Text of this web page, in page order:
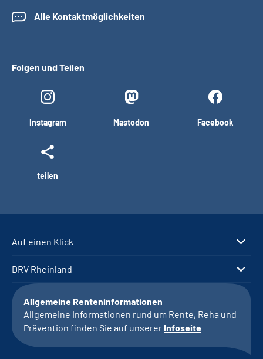
Alle Kontaktmöglichkeiten
Folgen und Teilen
Instagram Mastodon Facebook
teilen
Auf einen Klick
DRV Rheinland
Allgemeine Renteninformationen
Allgemeine Informationen rund um Rente, Reha und
Prävention finden Sie auf unserer Infoseite